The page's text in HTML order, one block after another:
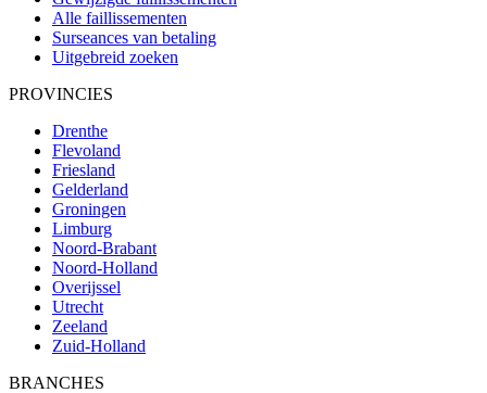
Alle faillissementen
Surseances van betaling
Uitgebreid zoeken
PROVINCIES
Drenthe
Flevoland
Friesland
Gelderland
Groningen
Limburg
Noord-Brabant
Noord-Holland
Overijssel
Utrecht
Zeeland
Zuid-Holland
BRANCHES